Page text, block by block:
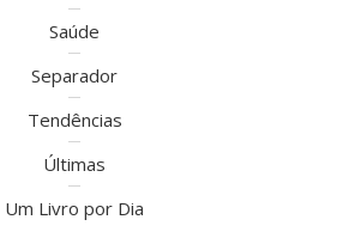
Saúde
Separador
Tendências
Últimas
Um Livro por Dia